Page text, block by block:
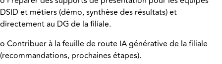
DSID et métiers (démo, synthèse des résultats) et
directement au DG de la filiale.
o Contribuer à la feuille de route IA générative de la filiale
(recommandations, prochaines étapes).